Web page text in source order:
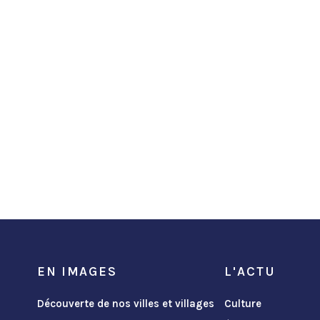
EN IMAGES
Découverte de nos villes et villages
L'ACTU
Culture